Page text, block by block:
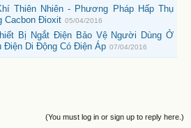
Thiên Nhiên - Phương Pháp Hấp Thụ
Cacbon Đioxit 05/04/2016
Bị Ngắt Điện Bảo Vệ Người Dùng Ở
Điện Di Động Có Điện Áp 07/04/2016
(You must log in or sign up to reply here.)